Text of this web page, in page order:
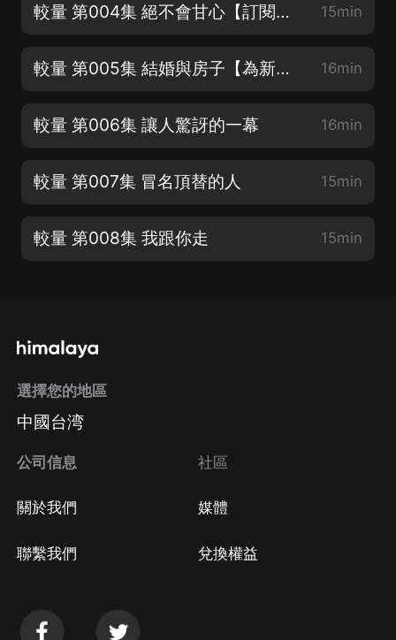
較量 第004集 絕不會甘心【訂閱留言走一波】 15min
較量 第005集 結婚與房子【為新書打call】 16min
較量 第006集 讓人驚訝的一幕 16min
較量 第007集 冒名頂替的人 15min
較量 第008集 我跟你走 15min
選擇您的地區
中國台湾
公司信息
關於我們
聯繫我們
社區
媒體
兌換權益